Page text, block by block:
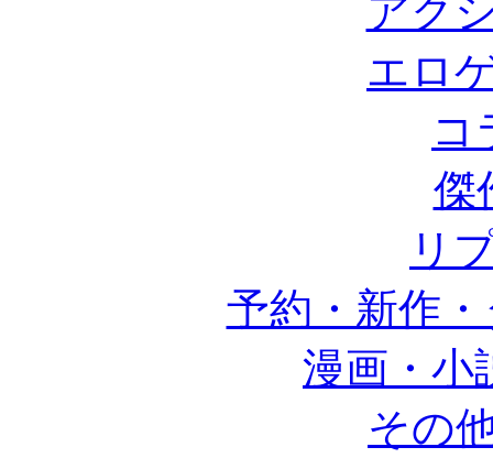
アク
エロ
コ
傑
リ
予約・新作
漫画・小
その